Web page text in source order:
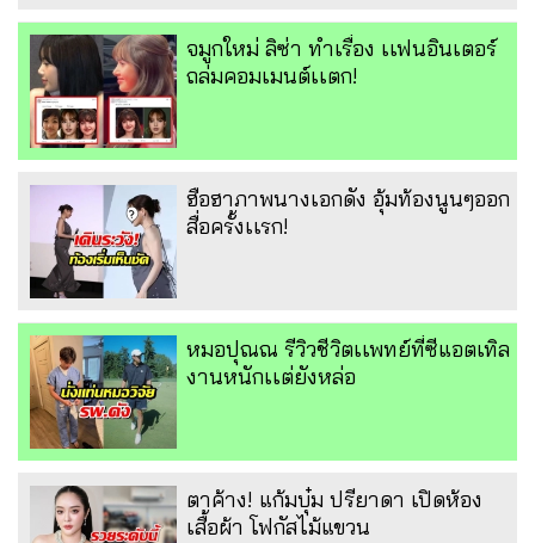
จมูกใหม่ ลิซ่า ทำเรื่อง เเฟนอินเตอร์
ถล่มคอมเมนต์เเตก!
ฮือฮาภาพนางเอกดัง อุ้มท้องนูนๆออก
สื่อครั้งเเรก!
หมอปุณณ รีวิวชีวิตเเพทย์ที่ซีแอตเทิล
งานหนักเเต่ยังหล่อ
ตาค้าง! แก้มบุ๋ม ปรียาดา เปิดห้อง
เสื้อผ้า โฟกัสไม้แขวน